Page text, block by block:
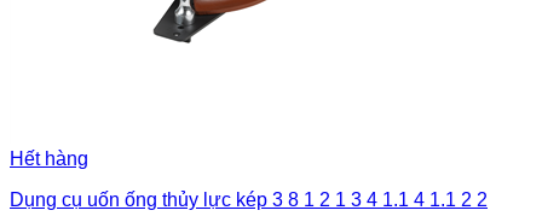
Hết hàng
Dụng cụ uốn ống thủy lực kép 3 8 1 2 1 3 4 1.1 4 1.1 2 2